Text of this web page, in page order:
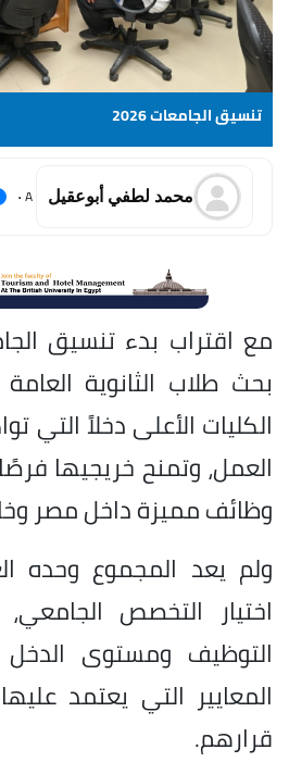
تنسيق الجامعات 2026
محمد لطفي أبوعقيل A
.
بحث طلاب الثانوية
الكليات الأعلى دخلاً
العمل، وتمنح خريجيها
وظائف مميزة داخل مصر
ولم يعد المجموع وحده
اختيار التخصص
التوظيف ومستوى الدخل
المعايير التي يعتمد
قرارهم.